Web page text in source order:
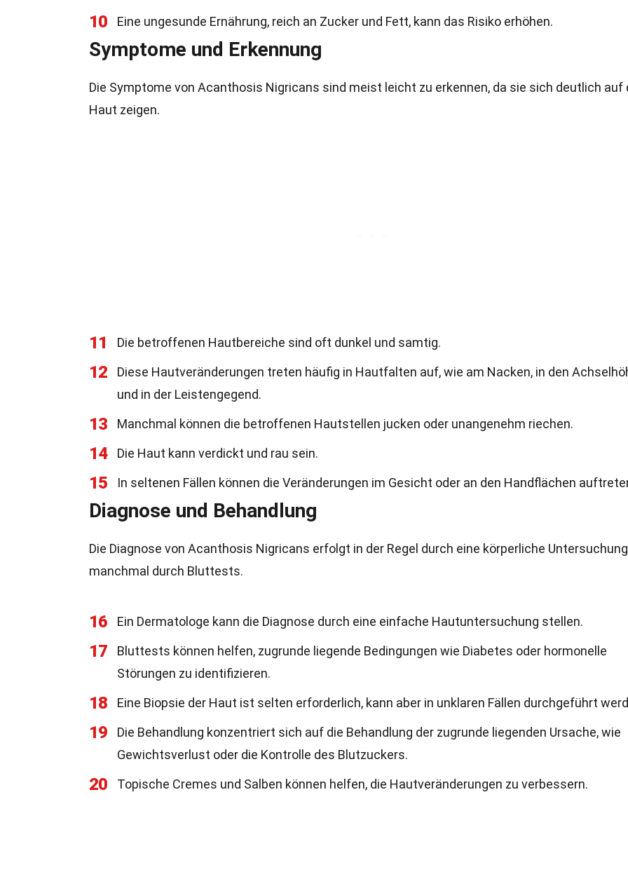
10 Eine ungesunde Ernährung, reich an Zucker und Fett, kann das Risiko erhöhen.
Symptome und Erkennung
Die Symptome von Acanthosis Nigricans sind meist leicht zu erkennen, da sie sich deutlich auf
Haut zeigen.
11 Die betroffenen Hautbereiche sind oft dunkel und samtig.
12
Diese Hautveränderungen treten häufig in Hautfalten auf, wie am Nacken, in den
und in der Leistengegend.
13 Manchmal können die betroffenen Hautstellen jucken oder unangenehm riechen.
14 Die Haut kann verdickt und rau sein.
15 In seltenen Fällen können die Veränderungen im Gesicht oder an den Handflächen
Diagnose und Behandlung
Die Diagnose von Acanthosis Nigricans erfolgt in der Regel durch eine körperliche
manchmal durch Bluttests.
16 Ein Dermatologe kann die Diagnose durch eine einfache Hautuntersuchung stellen.
17
Bluttests können helfen, zugrunde liegende Bedingungen wie Diabetes oder hormonelle
Störungen zu identifizieren.
18 Eine Biopsie der Haut ist selten erforderlich, kann aber in unklaren Fällen durchgeführt
19
Die Behandlung konzentriert sich auf die Behandlung der zugrunde liegenden Ursache, wie
Gewichtsverlust oder die Kontrolle des Blutzuckers.
20 Topische Cremes und Salben können helfen, die Hautveränderungen zu verbessern.